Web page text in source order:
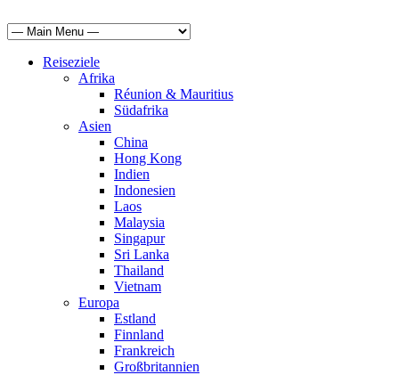
Reiseziele
Afrika
Réunion & Mauritius
Südafrika
Asien
China
Hong Kong
Indien
Indonesien
Laos
Malaysia
Singapur
Sri Lanka
Thailand
Vietnam
Europa
Estland
Finnland
Frankreich
Großbritannien